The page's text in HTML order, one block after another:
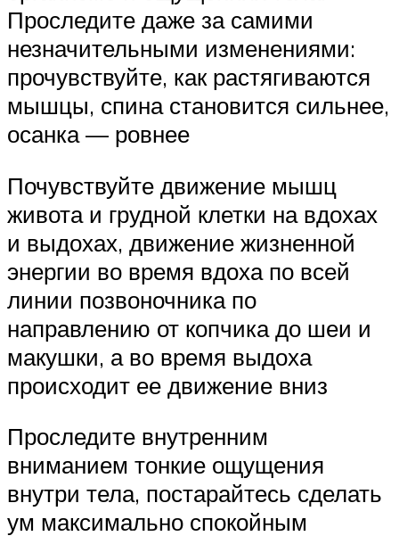
Проследите даже за самими
незначительными изменениями:
прочувствуйте, как растягиваются
мышцы, спина становится сильнее,
осанка — ровнее
Почувствуйте движение мышц
живота и грудной клетки на вдохах
и выдохах, движение жизненной
энергии во время вдоха по всей
линии позвоночника по
направлению от копчика до шеи и
макушки, а во время выдоха
происходит ее движение вниз
Проследите внутренним
вниманием тонкие ощущения
внутри тела, постарайтесь сделать
ум максимально спокойным